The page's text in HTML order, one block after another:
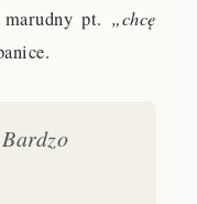
pt. „chcę